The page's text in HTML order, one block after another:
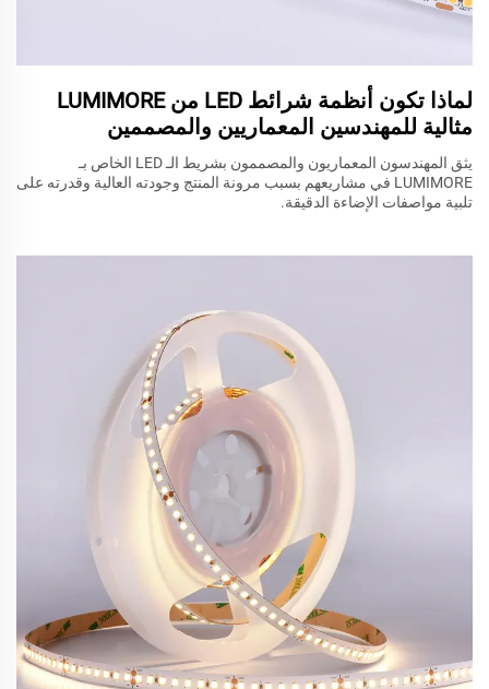
لماذا تكون أنظمة شرائط LED من LUMIMORE
مثالية للمهندسين المعماريين والمصممين
يثق المهندسون المعماريون والمصممون بشريط الـ LED الخاص بـ
LUMIMORE في مشاريعهم بسبب مرونة المنتج وجودته العالية وقدرته على
تلبية مواصفات الإضاءة الدقيقة.